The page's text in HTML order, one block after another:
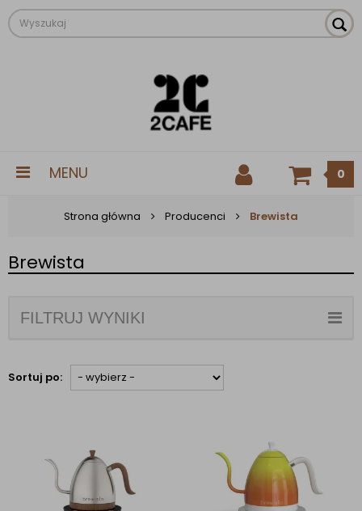
MENU 0
Strona główna Producenci Brewista
Brewista
FILTRUJ WYNIKI
Sortuj po: